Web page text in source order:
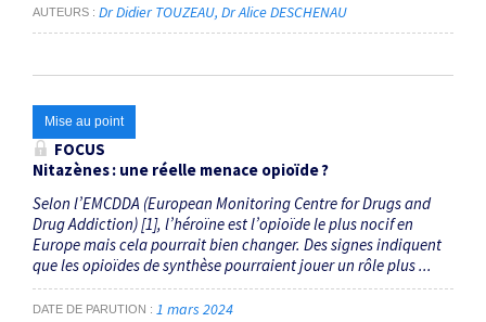
AUTEURS Dr Didier TOUZEAU Dr Alice DESCHENAU
Mise au point
FOCUS
Nitazènes : une réelle menace opioïde ?
Selon l’EMCDDA (European Monitoring Centre for Drugs and
Drug Addiction) [1], l’héroïne est l’opioïde le plus nocif en
Europe mais cela pourrait bien changer. Des signes indiquent
que les opioïdes de synthèse pourraient jouer un rôle plus ...
DATE DE PARUTION 1 mars 2024